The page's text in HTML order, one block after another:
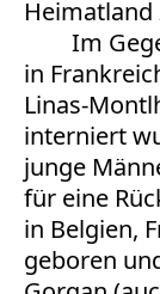
Heimatland
Im
in
Linas-
interniert
junge
für eine
in Belgien,
geboren